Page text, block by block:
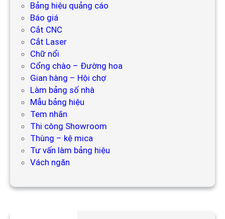
Bảng hiệu quảng cáo
Báo giá
Cắt CNC
Cắt Laser
Chữ nổi
Cổng chào – Đường hoa
Gian hàng – Hội chợ
Làm bảng số nhà
Mẫu bảng hiệu
Tem nhãn
Thi công Showroom
Thùng – kệ mica
Tư vấn làm bảng hiệu
Vách ngăn